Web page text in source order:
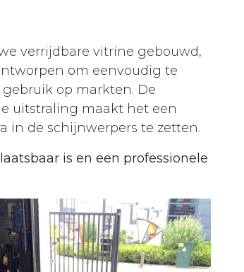
verrijdbare vitrine gebouwd,
om eenvoudig te
op markten. De
uitstraling maakt het een
in de schijnwerpers te zetten.
is en een professionele